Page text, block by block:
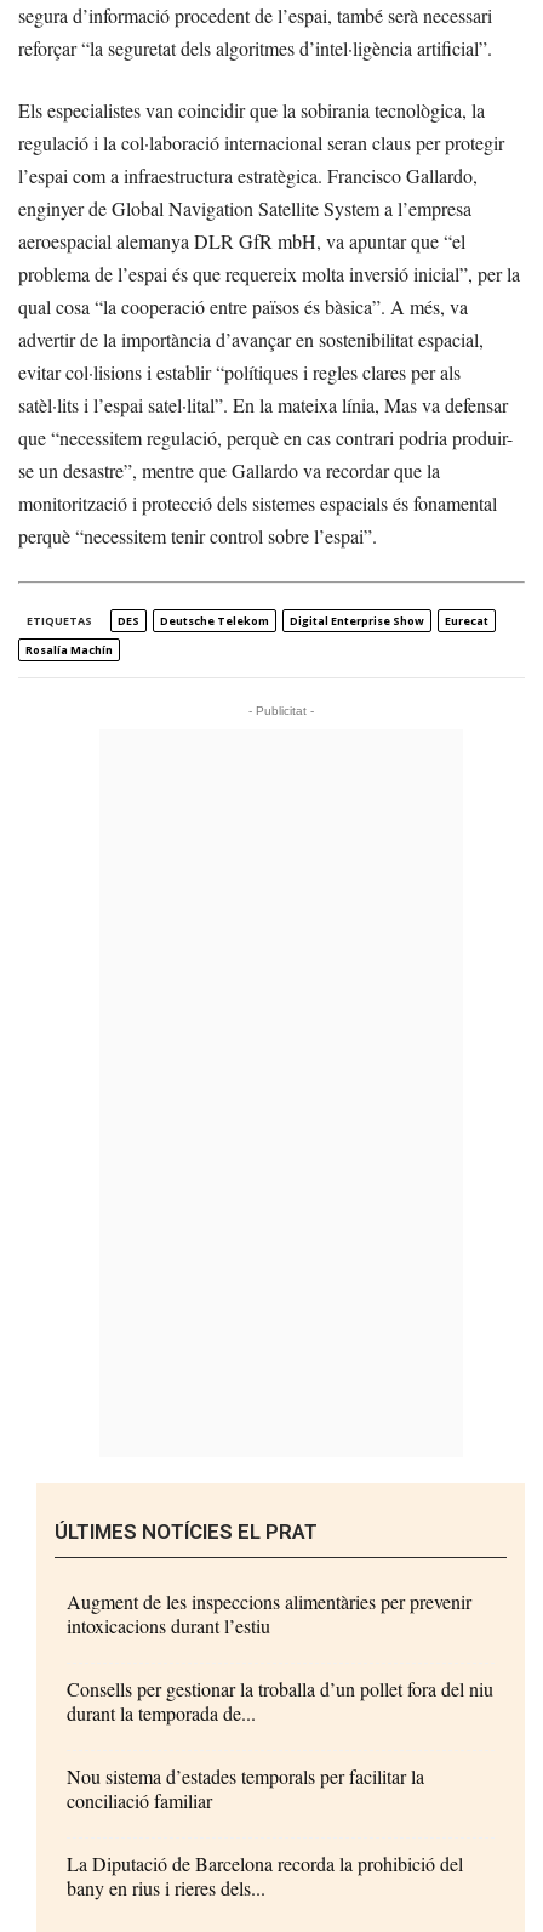
segura d’informació procedent de l’espai, també serà necessari
reforçar “la seguretat dels algoritmes d’intel·ligència artificial”.
Els especialistes van coincidir que la sobirania tecnològica, la
regulació i la col·laboració internacional seran claus per protegir
l’espai com a infraestructura estratègica. Francisco Gallardo,
enginyer de Global Navigation Satellite System a l’empresa
aeroespacial alemanya DLR GfR mbH, va apuntar que “el
problema de l’espai és que requereix molta inversió inicial”, per la
qual cosa “la cooperació entre països és bàsica”. A més, va
advertir de la importància d’avançar en sostenibilitat espacial,
evitar col·lisions i establir “polítiques i regles clares per als
satèl·lits i l’espai satel·lital”. En la mateixa línia, Mas va defensar
que “necessitem regulació, perquè en cas contrari podria produir-
se un desastre”, mentre que Gallardo va recordar que la
monitorització i protecció dels sistemes espacials és fonamental
perquè “necessitem tenir control sobre l’espai”.
ETIQUETAS DES Deutsche Telekom Digital Enterprise Show
Eurecat
Rosalía Machín
- Publicitat -
ÚLTIMES NOTÍCIES EL PRAT
Augment de les inspeccions alimentàries per prevenir
intoxicacions durant l’estiu
Consells per gestionar la troballa d’un pollet fora del niu
durant la temporada de...
Nou sistema d’estades temporals per facilitar la
conciliació familiar
La Diputació de Barcelona recorda la prohibició del
bany en rius i rieres dels...